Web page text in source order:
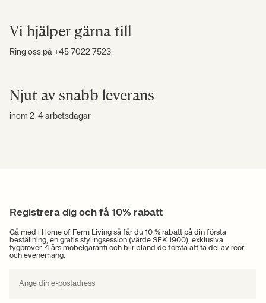
Vi hjälper gärna till
Ring oss på +45 7022 7523
Njut av snabb leverans
inom 2-4 arbetsdagar
Registrera dig och få 10% rabatt
Gå med i Home of Ferm Living så får du 10 % rabatt på din första
beställning, en gratis stylingsession (värde SEK 1900), exklusiva
tygprover, 4 års möbelgaranti och blir bland de första att ta del av reor
och evenemang.